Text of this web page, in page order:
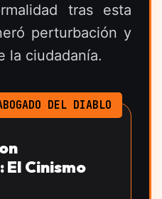
tras esta
perturbación y
la ciudadanía.
DEL DIABLO
El Cinismo